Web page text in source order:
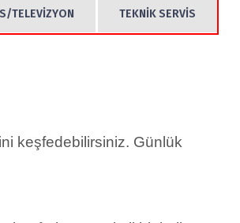
TELEVİZYON TEKNİK SERVİS
keşfedebilirsiniz. Günlük